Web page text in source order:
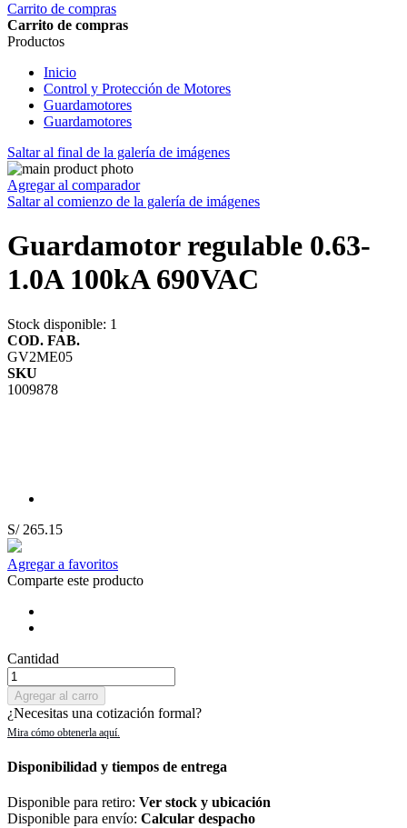
Carrito de compras
Carrito de compras
Productos
Inicio
Control y Protección de Motores
Guardamotores
Guardamotores
Saltar al final de la galería de imágenes
Agregar al comparador
Saltar al comienzo de la galería de imágenes
Guardamotor regulable 0.63-
1.0A 100kA 690VAC
Stock disponible: 1
COD. FAB.
GV2ME05
SKU
1009878
S/ 265.15
Agregar a favoritos
Comparte este producto
Cantidad
Agregar al carro
¿Necesitas una cotización formal?
Disponibilidad y tiempos de entrega
Disponible para retiro: Ver stock y ubicación
Disponible para envío: Calcular despacho